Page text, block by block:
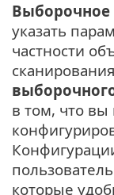
Выборочное
указать
частности
в том, что
которые